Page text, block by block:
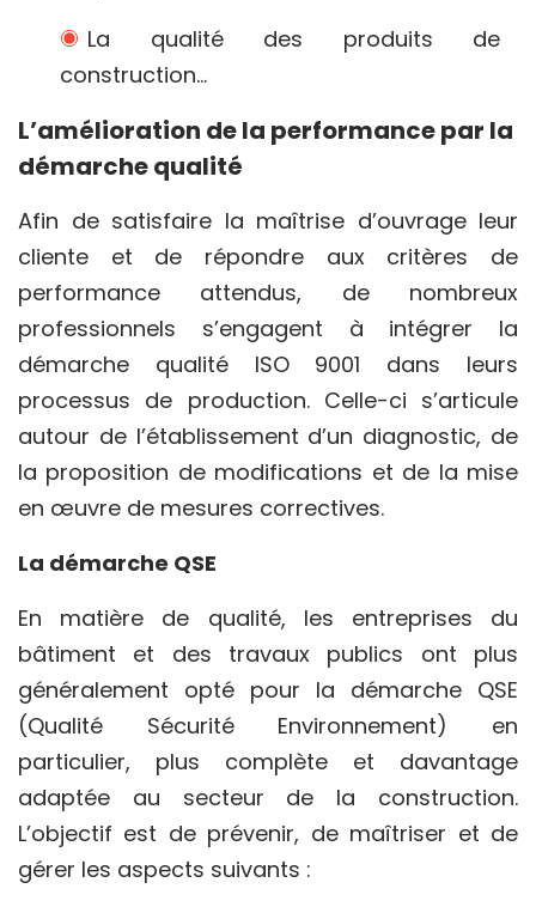
La qualité des produits de
construction…
L’amélioration de la performance par la
démarche qualité
Afin de satisfaire la maîtrise d’ouvrage leur
cliente et de répondre aux critères de
performance attendus, de nombreux
professionnels s’engagent à intégrer la
démarche qualité ISO 9001 dans leurs
processus de production. Celle-ci s’articule
autour de l’établissement d’un diagnostic, de
la proposition de modifications et de la mise
en œuvre de mesures correctives.
La démarche QSE
En matière de qualité, les entreprises du
bâtiment et des travaux publics ont plus
généralement opté pour la démarche QSE
(Qualité Sécurité Environnement) en
particulier, plus complète et davantage
adaptée au secteur de la construction.
L’objectif est de prévenir, de maîtriser et de
gérer les aspects suivants :